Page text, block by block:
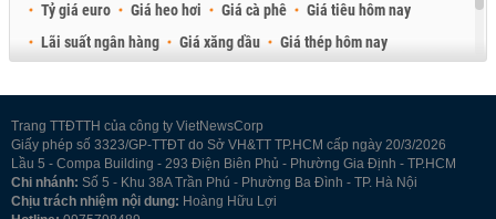
Tỷ giá euro
Giá heo hơi Giá cà phê
Giá tiêu hôm nay
Lãi suất ngân hàng
Giá xăng dầu
Giá thép hôm nay
Trang TTĐTTH của công ty VietNewsCorp
Giấy phép số 3323/GP-TTĐT do Sở VH&TT TP.HCM cấp ngày 20/3/2026
Lầu 5 - Compa Building - 293 Điện Biên Phủ - Phường Gia Định - TP.HCM
Chi nhánh: Số 5 - Khu 38A Trần Phú - Phường Ba Đình - TP. Hà Nội
Chịu trách nhiệm nội dung: Hoàng Hữu Lợi